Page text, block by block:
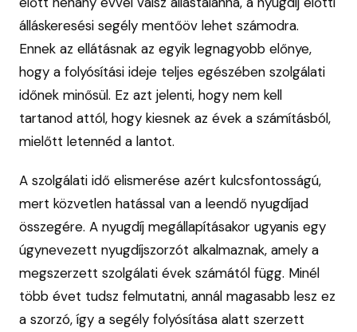
álláskeresési segély mentőöv lehet számodra.
Ennek az ellátásnak az egyik legnagyobb előnye,
hogy a folyósítási ideje teljes egészében szolgálati
időnek minősül. Ez azt jelenti, hogy nem kell
tartanod attól, hogy kiesnek az évek a számításból,
mielőtt letennéd a lantot.
A szolgálati idő elismerése azért kulcsfontosságú,
mert közvetlen hatással van a leendő nyugdíjad
összegére. A nyugdíj megállapításakor ugyanis egy
úgynevezett nyugdíjszorzót alkalmaznak, amely a
megszerzett szolgálati évek számától függ. Minél
több évet tudsz felmutatni, annál magasabb lesz ez
a szorzó, így a segély folyósítása alatt szerzett